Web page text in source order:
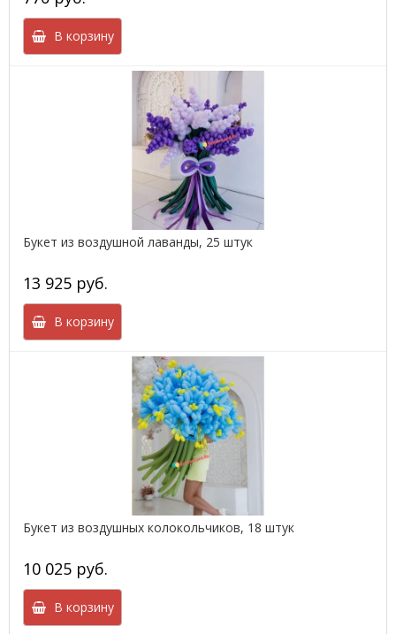
В корзину
Букет из воздушной лаванды, 25 штук
13 925 руб.
В корзину
Букет из воздушных колокольчиков, 18 штук
10 025 руб.
В корзину